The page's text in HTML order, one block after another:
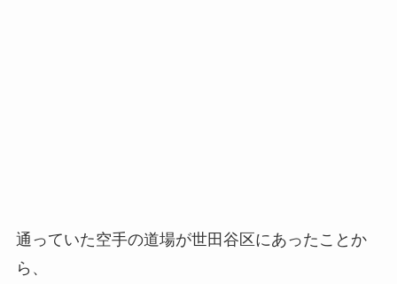
通っていた空手の道場が世田谷区にあったことか
ら、